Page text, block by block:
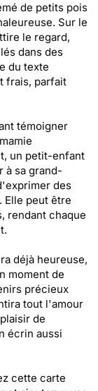
de petits pois
Sur le
le regard,
dans des
du texte
frais, parfait
témoigner
un petit-enfant
à sa grand-
des
Elle peut être
rendant chaque
déjà heureuse,
moment de
précieux
tout l'amour
de
écrin aussi
cette carte